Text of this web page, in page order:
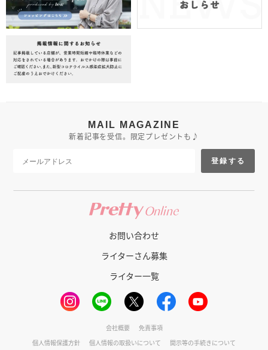
MAIL MAGAZINE
新着記事を受信。限定プレゼントも♪
登録する
お問い合わせ
ライターさん募集
ライター一覧
会社概要
免責事項
個人情報保護方針
個人情報の取扱いについて 開示等の手続きについて